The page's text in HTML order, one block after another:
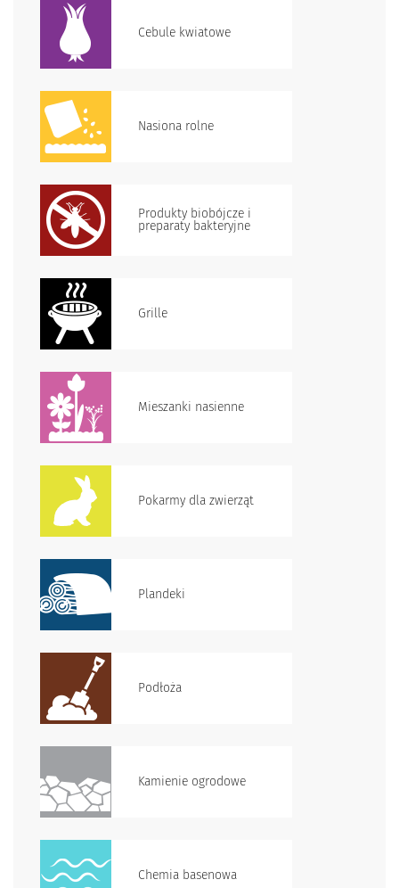
Cebule kwiatowe
Nasiona rolne
Produkty biobójcze i
preparaty bakteryjne
Grille
Mieszanki nasienne
Pokarmy dla zwierząt
Plandeki
Podłoża
Kamienie ogrodowe
Chemia basenowa